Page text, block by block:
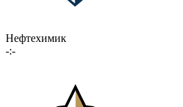
Нефтехимик
-:-